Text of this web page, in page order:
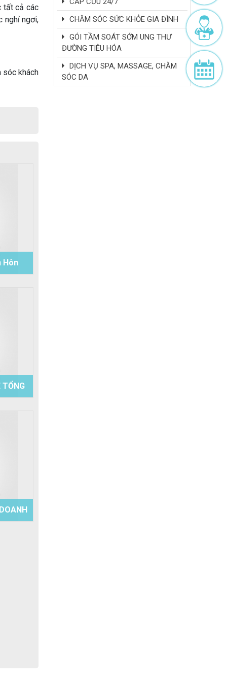
tất cả các
nghỉ ngơi,
sóc khách
Hôn
TỔNG
CHĂM SÓC SỨC KHỎE GIA ĐÌNH
GÓI TẦM SOÁT SỚM UNG THƯ
ĐƯỜNG TIÊU HÓA
DỊCH VỤ SPA, MASSAGE, CHĂM
SÓC DA